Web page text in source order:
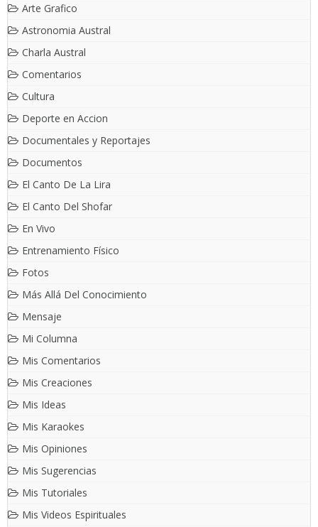
Arte Grafico
Astronomia Austral
Charla Austral
Comentarios
Cultura
Deporte en Accion
Documentales y Reportajes
Documentos
El Canto De La Lira
El Canto Del Shofar
En Vivo
Entrenamiento Físico
Fotos
Más Allá Del Conocimiento
Mensaje
Mi Columna
Mis Comentarios
Mis Creaciones
Mis Ideas
Mis Karaokes
Mis Opiniones
Mis Sugerencias
Mis Tutoriales
Mis Videos Espirituales